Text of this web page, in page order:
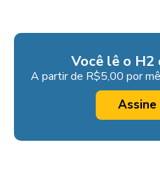
Você lê o H2
A partir de R$5,00 por
Assine